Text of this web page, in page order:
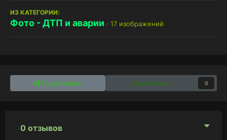
ИЗ КАТЕГОРИИ:
Фото - ДТП и аварии · 17 изображений
Поделиться Подписчики 0
0 отзывов